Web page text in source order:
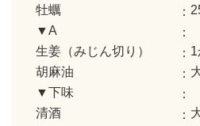
牡蠣
▼A
生姜（みじん切り）
胡麻油
▼下味
清酒